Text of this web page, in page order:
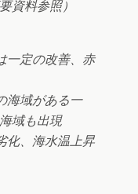
資料参照）
一定の改善、赤
海域がある一
域も出現
化、海水温上昇